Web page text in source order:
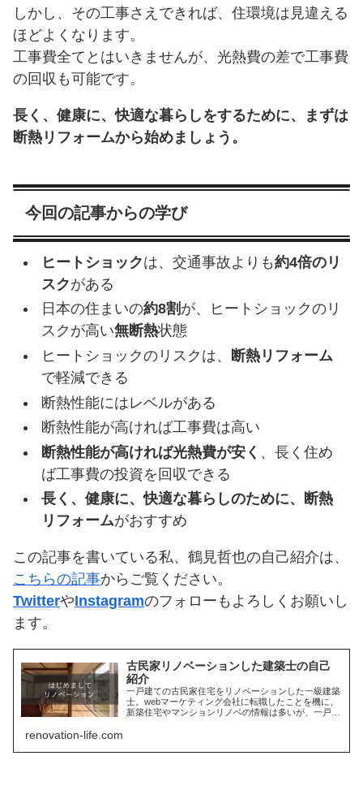
しかし、その工事さえできれば、住環境は見違える
ほどよくなります。
工事費全てとはいきませんが、光熱費の差で工事費
の回収も可能です。
長く、健康に、快適な暮らしをするために、まずは
断熱リフォームから始めましょう。
今回の記事からの学び
ヒートショックは、交通事故よりも約4倍のリ
スクがある
日本の住まいの約8割 が、ヒートショックのリ
スクが高い無断熱状態
ヒートショックのリスクは、
断熱リフォーム
で軽減できる
断熱性能にはレベルがある
断熱性能が高ければ工事費は高い
断熱性能が高ければ光熱費が安く 、長く住め
ば工事費の投資を回収できる
長く、健康に、快適な暮らしのために、断熱
リフォームがおすすめ
この記事を書いている私、鶴見哲也の自己紹介は、
こちらの記事からご覧ください。
TwitterやInstagramのフォローもよろしくお願いし
ます。
古民家リノベーションした建築士の自己
紹介
一戸建ての古民家住宅をリノベーションした一級建築
士。webマーケティング会社に転職したことを機に、
新築住宅やマンションリノベの情報は多いが、一戸建
renovation-life.com